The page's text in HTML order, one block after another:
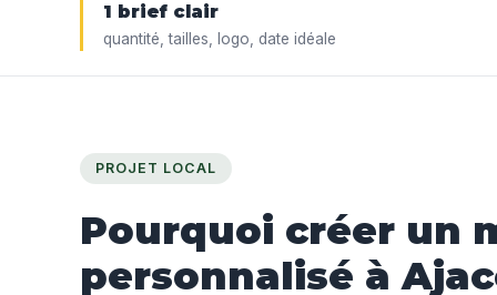
1 brief clair
quantité, tailles, logo, date idéale
PROJET LOCAL
Pourquoi créer un
personnalisé à